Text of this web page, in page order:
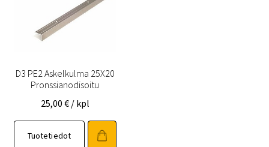
D3 PE2 Askelkulma 25X20
Pronssianodisoitu
25,00 € / kpl
Tuotetiedot